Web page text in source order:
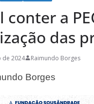
conter a
das
de 2024 Raimundo Borges
Borges